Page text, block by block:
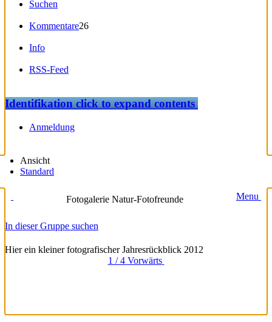
Suchen
Kommentare26
Info
RSS-Feed
Identifikationclick to expand contents
Anmeldung
Ansicht
Standard
Fotogalerie Natur-Fotofreunde Menu
In dieser Gruppe suchen
Hier ein kleiner fotografischer Jahresrückblick 2012
1 / 4 Vorwärts